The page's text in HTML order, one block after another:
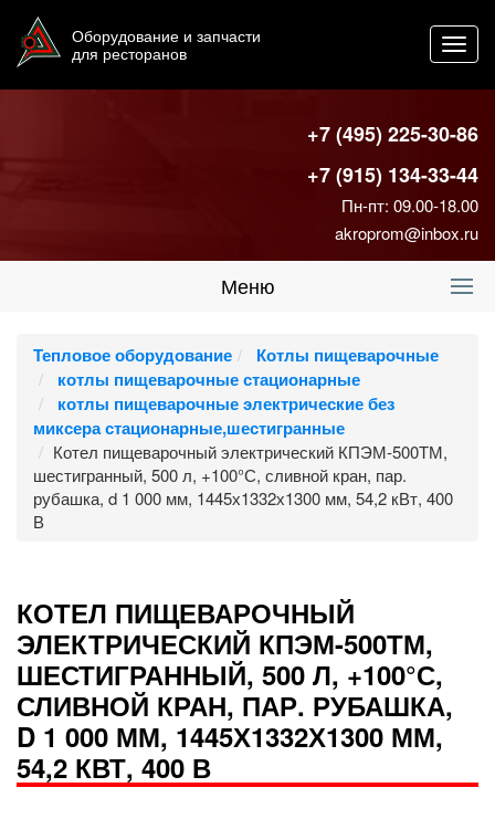
Оборудование и запчасти
для ресторанов
+7 (495) 225-30-86
+7 (915) 134-33-44
Пн-пт: 09.00-18.00
akroprom@inbox.ru
Меню
Тепловое оборудование
Котлы пищеварочные
котлы пищеварочные стационарные
котлы пищеварочные электрические без
миксера стационарные,шестигранные
Котел пищеварочный электрический КПЭМ-500ТМ,
шестигранный, 500 л, +100°С, сливной кран, пар.
рубашка, d 1 000 мм, 1445х1332х1300 мм, 54,2 кВт, 400
В
КОТЕЛ ПИЩЕВАРОЧНЫЙ
ЭЛЕКТРИЧЕСКИЙ КПЭМ-500ТМ,
ШЕСТИГРАННЫЙ, 500 Л, +100°С,
СЛИВНОЙ КРАН, ПАР. РУБАШКА,
D 1 000 ММ, 1445Х1332Х1300 ММ,
54,2 КВТ, 400 В